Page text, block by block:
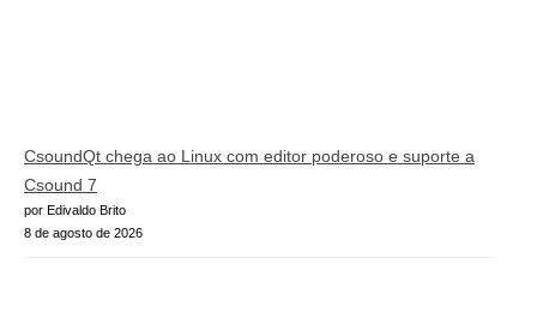
CsoundQt chega ao Linux com editor poderoso e suporte a
Csound 7
por Edivaldo Brito
8 de agosto de 2026